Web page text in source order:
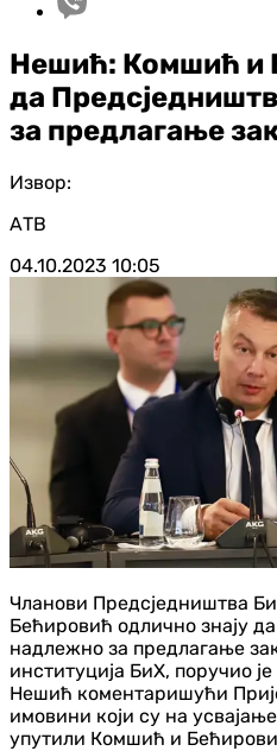
Нешић: Комшић и
да
за предлагање
Извор:
АТВ
04.10.2023 10:05
Чланови Предсједништва
Бећировић одлично знају
надлежно за предлагање
институција БиХ, поручио
Нешић коментаришући
имовини који су на
упутили Комшић и